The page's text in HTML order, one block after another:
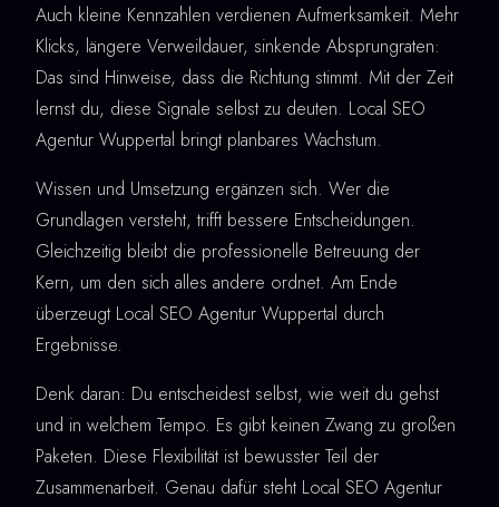
Auch kleine Kennzahlen verdienen Aufmerksamkeit. Mehr
Klicks, längere Verweildauer, sinkende Absprungraten:
Das sind Hinweise, dass die Richtung stimmt. Mit der Zeit
lernst du, diese Signale selbst zu deuten. Local SEO
Agentur Wuppertal bringt planbares Wachstum.
Wissen und Umsetzung ergänzen sich. Wer die
Grundlagen versteht, trifft bessere Entscheidungen.
Gleichzeitig bleibt die professionelle Betreuung der
Kern, um den sich alles andere ordnet. Am Ende
überzeugt Local SEO Agentur Wuppertal durch
Ergebnisse.
Denk daran: Du entscheidest selbst, wie weit du gehst
und in welchem Tempo. Es gibt keinen Zwang zu großen
Paketen. Diese Flexibilität ist bewusster Teil der
Zusammenarbeit. Genau dafür steht Local SEO Agentur